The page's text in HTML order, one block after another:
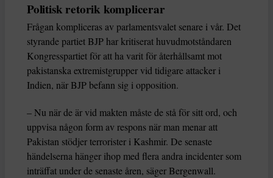
Politisk retorik komplicerar
Frågan kompliceras av parlamentsvalet senare i vår. Det
styrande partiet BJP har kritiserat huvudmotståndaren
Kongresspartiet för att ha varit för återhållsamt mot
pakistanska extremistgrupper vid tidigare attacker i
Indien, när BJP befann sig i opposition.
– Nu när de är vid makten måste de stå för sitt ord, och
uppvisa någon form av respons när man menar att
Pakistan stödjer terrorister i Kashmir. De senaste
händelserna hänger ihop med flera andra incidenter som
inträffat under de senaste åren, säger Bergenwall.